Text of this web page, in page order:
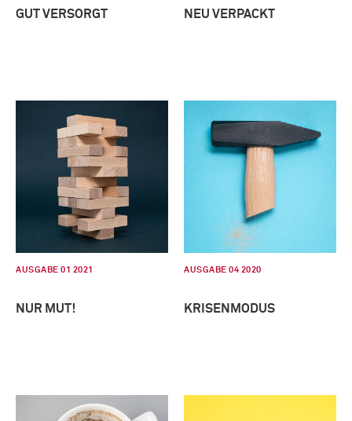
GUT VERSORGT NEU VERPACKT
AUSGABE 01 2021
NUR MUT!
AUSGABE 04 2020
KRISENMODUS